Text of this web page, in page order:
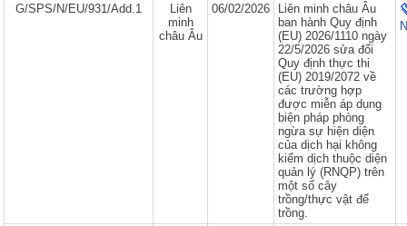
G/SPS/N/EU/931/Add.1
Liên
minh
châu Âu
06/02/2026
Liên minh châu Âu
ban hành Quy định
(EU) 2026/1110 ngày
22/5/2026 sửa đổi
Quy định thực thi
(EU) 2019/2072 về
các trường hợp
được miễn áp dụng
biện pháp phòng
ngừa sự hiện diện
của dịch hại không
kiểm dịch thuộc diện
quản lý (RNQP) trên
một số cây
trồng/thực vật để
trồng.